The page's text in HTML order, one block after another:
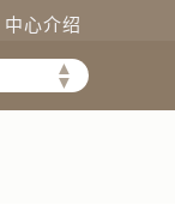
中心介绍
▲
▼